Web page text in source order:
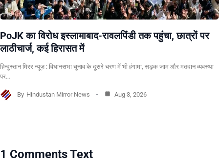
PoJK का विरोध इस्लामाबाद-रावलपिंडी तक पहुंचा, छात्रों पर
लाठीचार्ज, कई हिरासत में
हिन्दुस्तान मिरर न्यूज़ : विधानसभा चुनाव के दूसरे चरण में भी हंगामा, सड़क जाम और मतदान व्यवस्था
पर…
By Hindustan Mirror News Aug 3, 2026
1 Comments Text